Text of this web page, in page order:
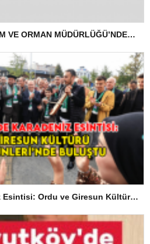
ARNAVUTKÖY İLÇE TARIM VE ORMAN MÜDÜRLÜĞÜ’NDEN İLANEN TEBLİGAT
Arnavutköy’de Karadeniz Esintisi: Ordu ve Giresun Kültürü Memleket Günleri’nde Buluştu